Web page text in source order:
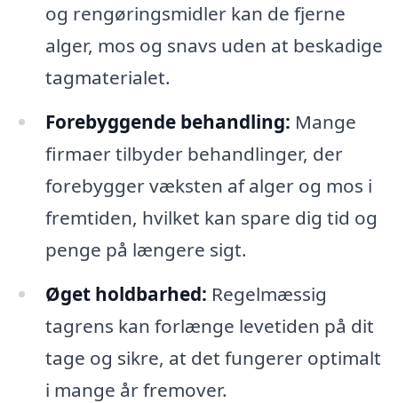
og rengøringsmidler kan de fjerne
alger, mos og snavs uden at beskadige
tagmaterialet.
Forebyggende behandling: Mange
firmaer tilbyder behandlinger, der
forebygger væksten af alger og mos i
fremtiden, hvilket kan spare dig tid og
penge på længere sigt.
Øget holdbarhed: Regelmæssig
tagrens kan forlænge levetiden på dit
tage og sikre, at det fungerer optimalt
i mange år fremover.